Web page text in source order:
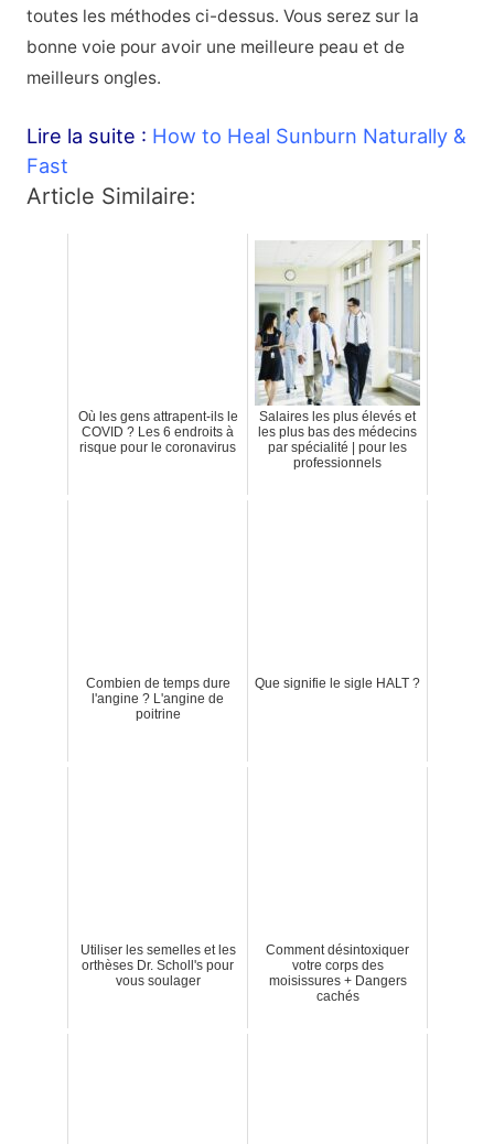
toutes les méthodes ci-dessus. Vous serez sur la
bonne voie pour avoir une meilleure peau et de
meilleurs ongles.
Lire la suite : How to Heal Sunburn Naturally &
Fast
Article Similaire:
Où les gens attrapent-ils le
COVID ? Les 6 endroits à
risque pour le coronavirus
Salaires les plus élevés et
les plus bas des médecins
par spécialité | pour les
professionnels
Combien de temps dure
l'angine ? L'angine de
poitrine
Que signifie le sigle HALT ?
Utiliser les semelles et les
orthèses Dr. Scholl's pour
vous soulager
Comment désintoxiquer
votre corps des
moisissures + Dangers
cachés